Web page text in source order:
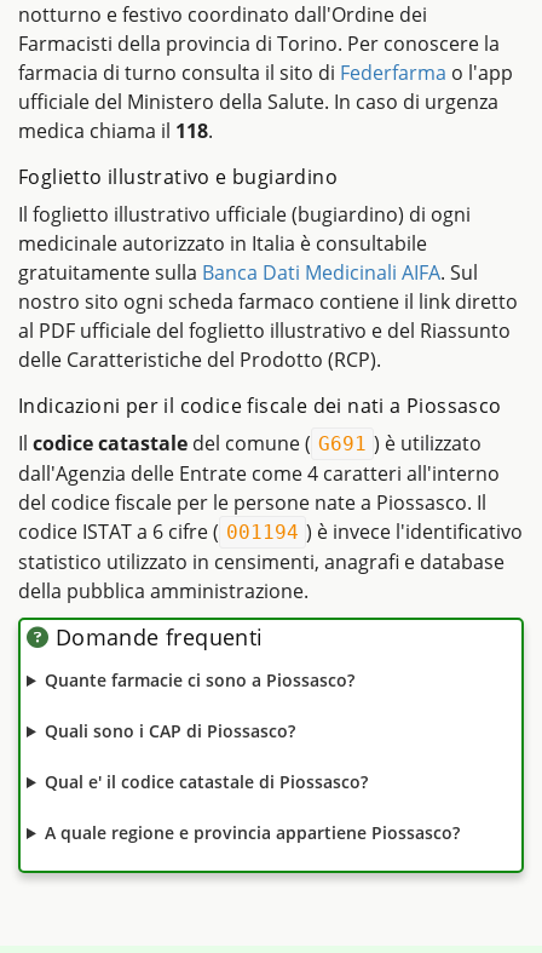
notturno e festivo coordinato dall'Ordine dei
Farmacisti della provincia di Torino. Per conoscere la
farmacia di turno consulta il sito di Federfarma o l'app
ufficiale del Ministero della Salute. In caso di urgenza
medica chiama il 118.
Foglietto illustrativo e bugiardino
Il foglietto illustrativo ufficiale (bugiardino) di ogni
medicinale autorizzato in Italia è consultabile
gratuitamente sulla Banca Dati Medicinali AIFA. Sul
nostro sito ogni scheda farmaco contiene il link diretto
al PDF ufficiale del foglietto illustrativo e del Riassunto
delle Caratteristiche del Prodotto (RCP).
Indicazioni per il codice fiscale dei nati a Piossasco
Il codice catastale del comune ( G691 ) è utilizzato
dall'Agenzia delle Entrate come 4 caratteri all'interno
del codice fiscale per le persone nate a Piossasco. Il
codice ISTAT a 6 cifre ( 001194 ) è invece l'identificativo
statistico utilizzato in censimenti, anagrafi e database
della pubblica amministrazione.
Domande frequenti
Quante farmacie ci sono a Piossasco?
Quali sono i CAP di Piossasco?
Qual e' il codice catastale di Piossasco?
A quale regione e provincia appartiene Piossasco?